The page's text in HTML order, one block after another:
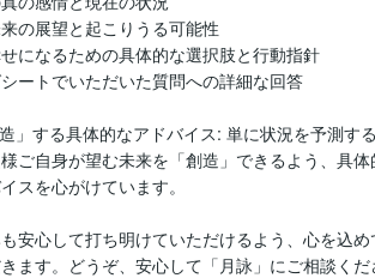
の展望と起こりうる可能性
せになるための具体的な選択肢と行動指針
シートでいただいた質問への詳細な回答
」する具体的なアドバイス: 単に状況を予測す
ご自身が望む未来を「創造」できるよう、具
スを心がけています。
安心して打ち明けていただけるよう、心を込め
ます。どうぞ、安心して「月詠」にご相談くだ